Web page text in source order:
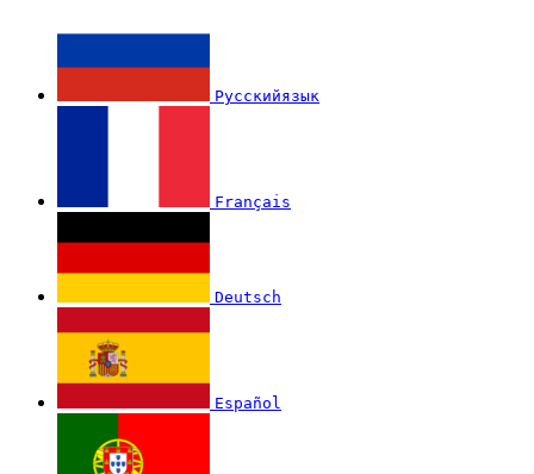
Русскийязык
Français
Deutsch
Español